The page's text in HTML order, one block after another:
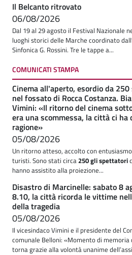
Il Belcanto ritrovato
06/08/2026
Dal 19 al 29 agosto il Festival Nazionale
luoghi storici delle Marche coordinato
Sinfonica G. Rossini. Tre le tappe a...
COMUNICATI STAMPA
Cinema all'aperto, esordio da
nel fossato di Rocca Costanza.
Vimini: «Il ritorno del cinema
era una scommessa, la città ci ha
ragione»
05/08/2026
Un ritorno atteso, accolto con
turisti. Sono stati circa250 gli spettatori
hanno assistito alla proiezione...
Disastro di Marcinelle: sabato 8
8.10, la città ricorda le vittime
della tragedia
05/08/2026
Il vicesindaco Vimini e il presidente del
comunale Belloni: «Momento di memoria
torna grazie alla volontà unanime